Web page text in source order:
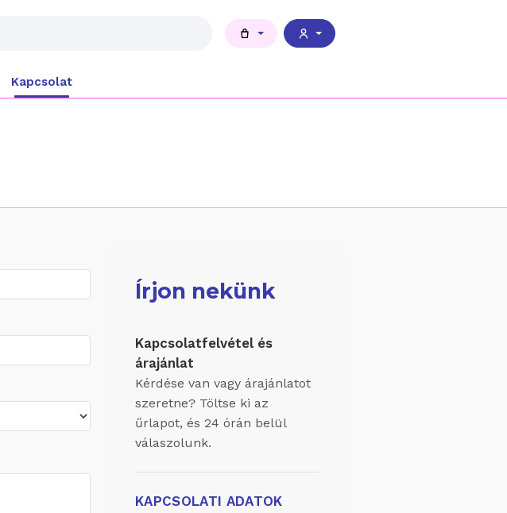
Kapcsolat
Írjon nekünk
Kapcsolatfelvétel és
árajánlat
Kérdése van vagy árajánlatot
szeretne? Töltse ki az
űrlapot, és 24 órán belül
válaszolunk.
KAPCSOLATI ADATOK